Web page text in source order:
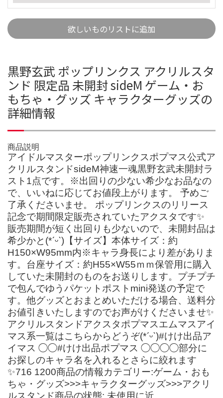
欲しいものリストに追加
黒野玄武 ポップリンクス アクリルスタ
ンド 限定品 未開封 sideM ゲーム・お
もちゃ・グッズ キャラクターグッズの
詳細情報
商品説明
アイドルマスターポップリンクスポプマス公式ア
クリルスタンドsideM神速一魂黒野玄武未開封ラ
スト1点です。※出回りの少ない希少なお品なの
で、いいねに応じてお値段上がります。 予めご
了承くださいませ。 ポップリンクスのリリース
記念で期間限定販売されていたアクスタです✨
販売期間が短く出回りも少ないので、未開封品は
希少かと(*ˊᵕˋ)【サイズ】本体サイズ：約
H150×W95mm内※キャラ身長により差がありま
す。台座サイズ：約H55×W55ｍｍ保管用に購入
していた未開封のものをお送りします。プチプチ
で包んでゆうパケットポストmini発送の予定で
す。他グッズとおまとめいただける場合、送料分
お値引きいたしますのでお声がけくださいませ✨
アクリルスタンドアクスタポプマスエムマスアイ
マス系一覧はこちらからどうぞ(*ˊᵕˋ)#けけ出品ア
イマス ◯◯#けけ出品ポプマス ◯◯◯◯部分に
お探しのキャラ名を入れるとさらに絞れます
✨716 1200商品の情報カテゴリー:ゲーム・おも
ちゃ・グッズ>>>キャラクターグッズ>>>アクリ
ルスタンド商品の状態: 未使用に近